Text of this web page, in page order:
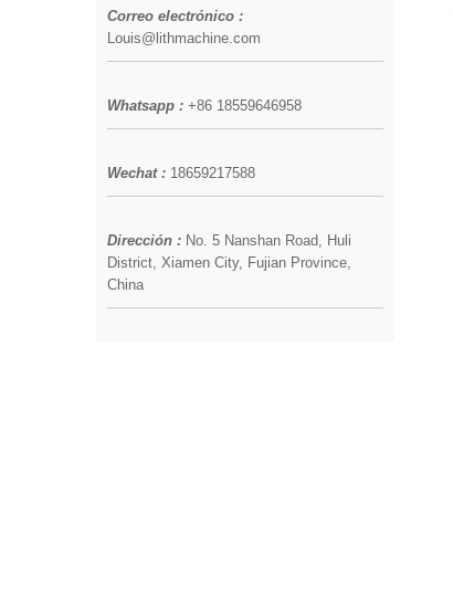
Correo electrónico :
Louis@lithmachine.com
Whatsapp : +86 18559646958
Wechat : 18659217588
Dirección : No. 5 Nanshan Road, Huli
District, Xiamen City, Fujian Province,
China